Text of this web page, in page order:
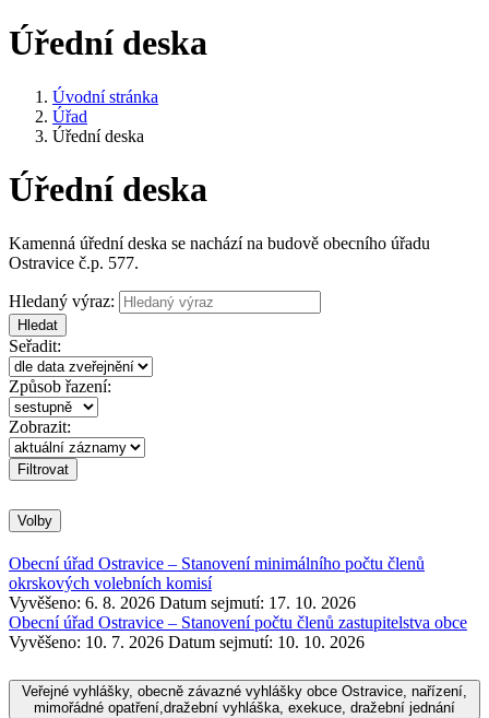
Úřední deska
Úvodní stránka
Úřad
Úřední deska
Úřední deska
Kamenná úřední deska se nachází na budově obecního úřadu
Ostravice č.p. 577.
Hledaný výraz:
Hledat
Seřadit:
Způsob řazení:
Zobrazit:
Volby
Obecní úřad Ostravice – Stanovení minimálního počtu členů
okrskových volebních komisí
Vyvěšeno: 6. 8. 2026 Datum sejmutí: 17. 10. 2026
Obecní úřad Ostravice – Stanovení počtu členů zastupitelstva obce
Vyvěšeno: 10. 7. 2026 Datum sejmutí: 10. 10. 2026
Veřejné vyhlášky, obecně závazné vyhlášky obce Ostravice, nařízení,
mimořádné opatření,dražební vyhláška, exekuce, dražební jednání